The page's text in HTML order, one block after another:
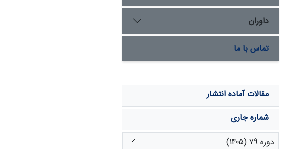
داوران
تماس با ما
مقالات آماده انتشار
شماره جاری
دوره 79 (1405)